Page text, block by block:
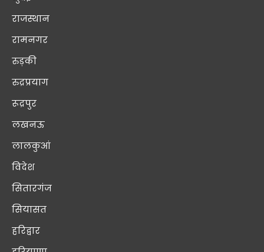
राजस्थान
रामनगर
रुड़की
रुद्रप्रयाग
रूद्रपुर
लखनऊ
लालकुआं
विदेश
सितारगंज
सियासत
हरिद्वार